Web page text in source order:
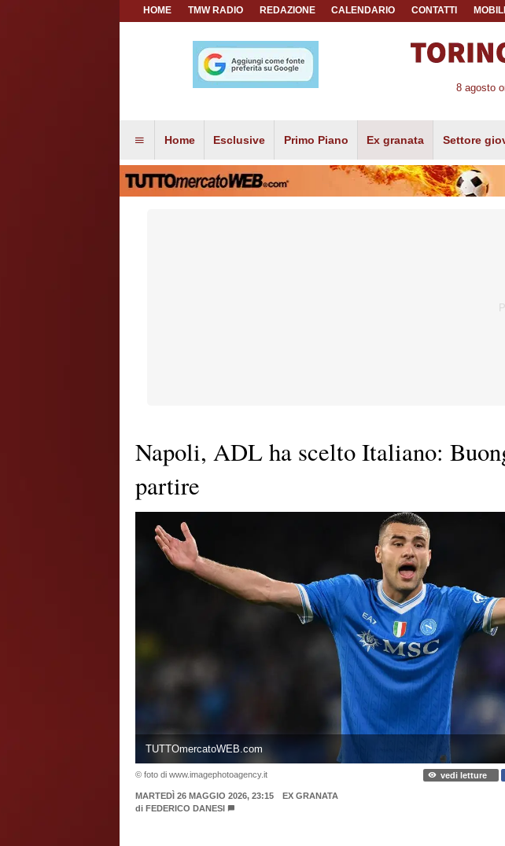
HOME TMW RADIO REDAZIONE CALENDARIO CONTATTI
8 agosto
Home Esclusive Primo Piano Ex granata Settore
Napoli, ADL ha scelto Italiano:
partire
TUTTOmercatoWEB.com
© foto di www.imagephotoagency.it vedi letture
MARTEDÌ 26 MAGGIO 2026, 23:15
EX GRANATA
di FEDERICO DANESI